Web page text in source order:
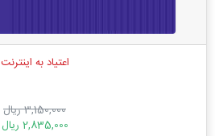
اعتیاد به اینترنت
3,150,000 ریال
2,835,000 ریال